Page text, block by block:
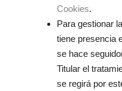
Cookies.
Para gestionar
tiene presencia
se hace
Titular el
se regirá por